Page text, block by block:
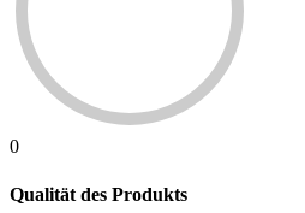
0
Qualität des Produkts